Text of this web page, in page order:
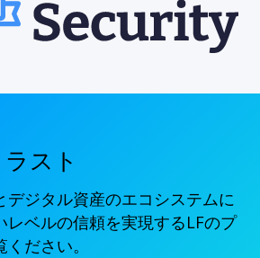
スト
デジタル資産のエコシステムに
レベルの信頼を実現するLFのプ
ださい。